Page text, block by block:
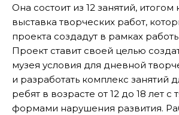
Она состоит из 12 занятий, итогом
выставка творческих работ,
проекта создадут в рамках
Проект ставит своей целью
музея условия для дневной
и разработать комплекс занятий
ребят в возрасте от 12 до 18 лет
формами нарушения развития.